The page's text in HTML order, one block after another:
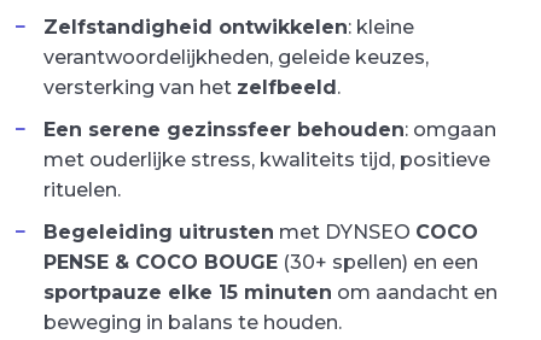
Zelfstandigheid ontwikkelen: kleine
verantwoordelijkheden, geleide keuzes,
versterking van het zelfbeeld.
Een serene gezinssfeer behouden: omgaan
met ouderlijke stress, kwaliteits tijd, positieve
rituelen.
Begeleiding uitrusten met DYNSEO COCO
PENSE & COCO BOUGE (30+ spellen) en een
sportpauze elke 15 minuten om aandacht en
beweging in balans te houden.